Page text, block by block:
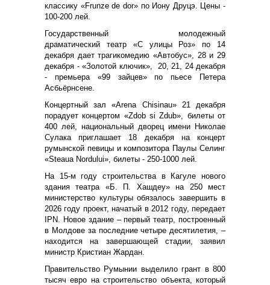
классику «Frunze de dor» по Иону Друцэ. Цены -
100-200 лей.
Государственный молодежный
драматический театр «С улицы Роз» по 14
декабря дает трагикомедию «Автобус», 28 и 29
декабря - «Золотой ключик», 20, 21, 24 декабря
- премьера «99 зайцев» по пьесе Петера
Асбьёрнсене.
Концертный зал «Arena Chisinau» 21 декабря
порадует концертом «Zdobsi Zdub», билеты от
400 лей, национальный дворец имени Николае
Сулака приглашает 18 декабря на концерт
румынской певицы и композитора Паулы Селинг
«Steaua Nordului», билеты - 250-1000 лей.
На 15-м году строительства в Кагуле нового
здания театра «Б. П. Хашдеу» на 250 мест
министерство культуры обязалось завершить в
2026 году проект, начатый в 2012 году, передает
IPN. Новое здание – первый театр, построенный
в Молдове за последние четыре десятилетия, –
находится на завершающей стадии, заявил
министр Кристиан Жардан.
Правительство Румынии выделило грант в 800
тысяч евро на строительство объекта, который